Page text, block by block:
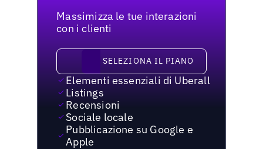
Massimizza le tue interazioni
con i clienti
Seleziona il pianoSELEZIONA IL PIANO
Elementi essenziali di Uberall
Listings
Recensioni
Sociale locale
Pubblicazione su Google e
Apple